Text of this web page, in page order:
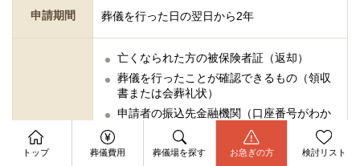
申請期間 葬儀を行った日の翌日から2年
必要なもの
亡くなられた方の被保険者証（返却）
葬儀を行ったことが確認できるもの（領収
書または会葬礼状）
申請者の振込先金融機関（口座番号がわか
申請者の本人確認書類
トップ 葬儀費用 葬儀場を探す お急ぎの方 検討リスト
資料請求
お問合せ
今すぐ電話相談